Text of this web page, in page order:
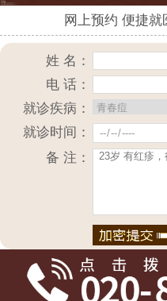
网上预约 便捷
姓 名：
电 话：
就诊疾病：
就诊时间：
备 注：